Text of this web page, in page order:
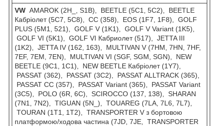
VW AMAROK (2H_, S1B), BEETLE (5C1, 5C2), BEETLE
Кабріолет (5C7, 5C8), CC (358), EOS (1F7, 1F8), GOLF
PLUS (5M1, 521), GOLF V (1K1), GOLF V Variant (1K5),
GOLF VI (5K1), GOLF VI Кабриолет (517), JETTA III
(1K2), JETTA IV (162, 163), MULTIVAN V (7HM, 7HN, 7HF,
7EF, 7EM, 7EN), MULTIVAN VI (SGF, SGM, SGN), NEW
BEETLE (9C1, 1C1), NEW BEETLE Кабріолет (1Y7),
PASSAT (362), PASSAT (3C2), PASSAT ALLTRACK (365),
PASSAT CC (357), PASSAT Variant (365), PASSAT Variant
(3C5), POLO (6R, 6C), SCIROCCO (137, 138), SHARAN
(7N1, 7N2), TIGUAN (5N_), TOUAREG (7LA, 7L6, 7L7),
TOURAN (1T1, 1T2), TRANSPORTER V з бортовою
платформою/ходова частина (7JD, 7JE, TRANSPORTER